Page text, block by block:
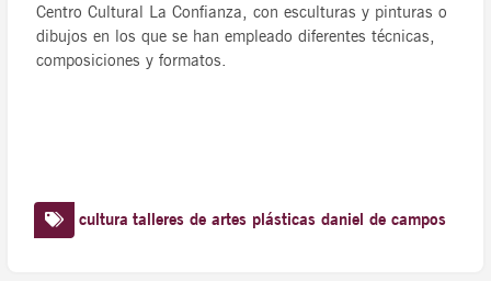
Centro Cultural La Confianza, con esculturas y pinturas o
dibujos en los que se han empleado diferentes técnicas,
composiciones y formatos.
cultura talleres de artes plásticas daniel de campos